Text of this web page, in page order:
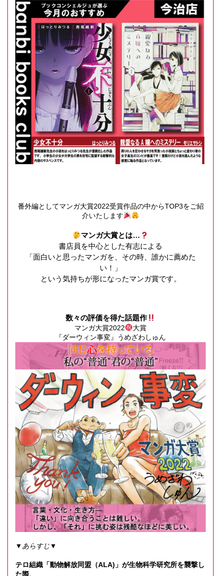
番外編としてマンガ大賞2022受賞作品の中からTOP3をご紹
介いたします
マンガ大賞とは…
書店員を中心とした有志による
「面白いと思ったマンガを、その時、誰かに薦めた
い！」
という気持ちが形になったマンガ賞です。
数々の評価を得た話題作
マンガ大賞2022
大賞
『ダーウィン事変』うめざわしゅん
▼ あらすじ ▼
テロ組織「動物解放同盟（ALA)」が生物科学研究所を襲撃し
た際、